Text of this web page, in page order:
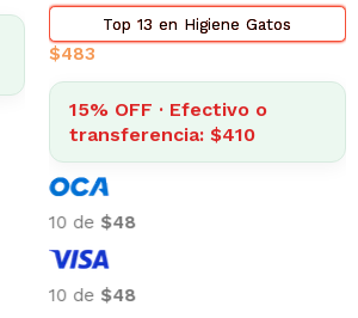
Top 13 en Higiene Gatos
$483
15% OFF · Efectivo o
transferencia: $410
10 de $48
10 de $48